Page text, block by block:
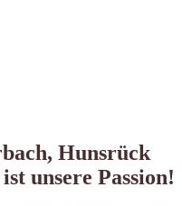
Hunsrück
unsere Passion!